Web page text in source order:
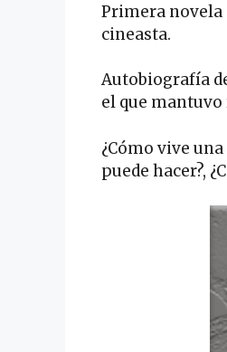
Primera novela
cineasta.
Autobiografía
el que mantuvo
¿Cómo vive
puede hacer?,